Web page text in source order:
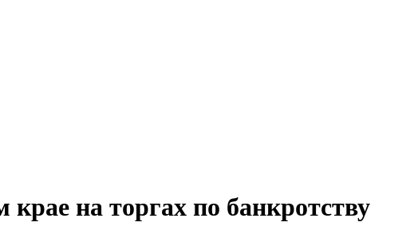
на торгах по банкротству